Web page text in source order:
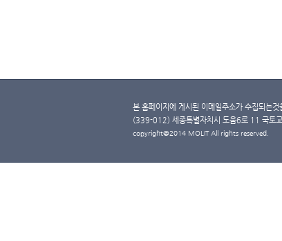
본 홈페이지에 게시된 이메일주소가 수집되는
(339-012) 세종특별자치시 도움6로 11 국
copyright@2014 MOLIT All rights reserved.